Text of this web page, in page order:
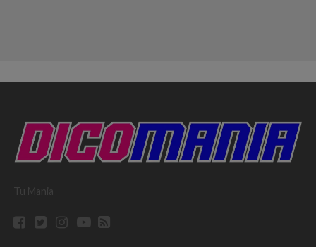
Tu Mania